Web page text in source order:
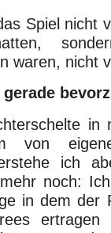
Spiel nicht
waren, nicht
in
ich
noch:
in dem der